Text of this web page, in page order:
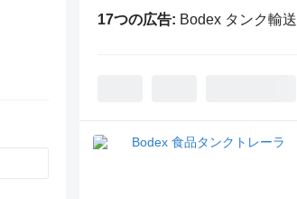
17つの広告: Bodex タンク輸送